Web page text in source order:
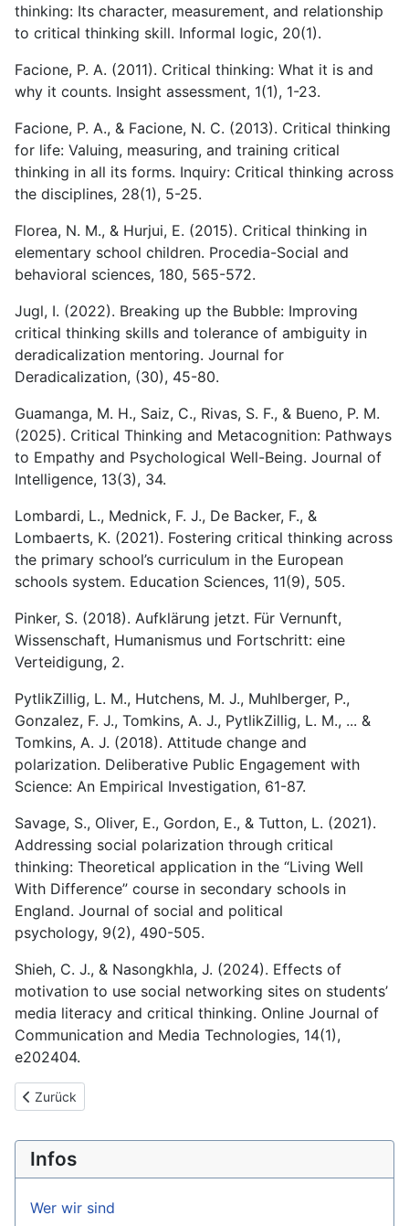
thinking: Its character, measurement, and relationship
to critical thinking skill. Informal logic, 20(1).
Facione, P. A. (2011). Critical thinking: What it is and
why it counts. Insight assessment, 1(1), 1-23.
Facione, P. A., & Facione, N. C. (2013). Critical thinking
for life: Valuing, measuring, and training critical
thinking in all its forms. Inquiry: Critical thinking across
the disciplines, 28(1), 5-25.
Florea, N. M., & Hurjui, E. (2015). Critical thinking in
elementary school children. Procedia-Social and
behavioral sciences, 180, 565-572.
Jugl, I. (2022). Breaking up the Bubble: Improving
critical thinking skills and tolerance of ambiguity in
deradicalization mentoring. Journal for
Deradicalization, (30), 45-80.
Guamanga, M. H., Saiz, C., Rivas, S. F., & Bueno, P. M.
(2025). Critical Thinking and Metacognition: Pathways
to Empathy and Psychological Well-Being. Journal of
Intelligence, 13(3), 34.
Lombardi, L., Mednick, F. J., De Backer, F., &
Lombaerts, K. (2021). Fostering critical thinking across
the primary school’s curriculum in the European
schools system. Education Sciences, 11(9), 505.
Pinker, S. (2018). Aufklärung jetzt. Für Vernunft,
Wissenschaft, Humanismus und Fortschritt: eine
Verteidigung, 2.
PytlikZillig, L. M., Hutchens, M. J., Muhlberger, P.,
Gonzalez, F. J., Tomkins, A. J., PytlikZillig, L. M., ... &
Tomkins, A. J. (2018). Attitude change and
polarization. Deliberative Public Engagement with
Science: An Empirical Investigation, 61-87.
Savage, S., Oliver, E., Gordon, E., & Tutton, L. (2021).
Addressing social polarization through critical
thinking: Theoretical application in the “Living Well
With Difference” course in secondary schools in
England. Journal of social and political
psychology, 9(2), 490-505.
Shieh, C. J., & Nasongkhla, J. (2024). Effects of
motivation to use social networking sites on students’
media literacy and critical thinking. Online Journal of
Communication and Media Technologies, 14(1),
e202404.
Vorheriger Beitrag: Fortschritt und Perspektive: Vorbereitungen
Zurück
Infos
Wer wir sind